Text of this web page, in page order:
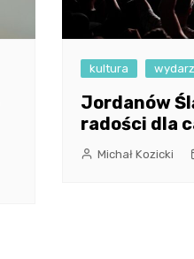
kultura
Jordanów
radości dla
Michał Kozicki